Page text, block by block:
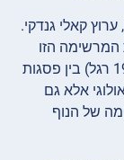
קאלי גנדקי.
המרשימה הזו
מגיעה לעומקים של מעל 6,000 מטרים (19,685 רגל) בין פסגות
אלא גם
של הנוף